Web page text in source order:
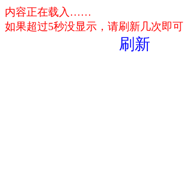
内容正在载入……
如果超过5秒没显示，请刷新几次即可
刷新